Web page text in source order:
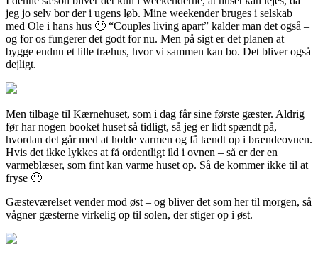
jeg jo selv bor der i ugens løb. Mine weekender bruges i selskab
med Ole i hans hus 🙂 “Couples living apart” kalder man det også –
og for os fungerer det godt for nu. Men på sigt er det planen at
bygge endnu et lille træhus, hvor vi sammen kan bo. Det bliver også
dejligt.
Men tilbage til Kærnehuset, som i dag får sine første gæster. Aldrig
før har nogen booket huset så tidligt, så jeg er lidt spændt på,
hvordan det går med at holde varmen og få tændt op i brændeovnen.
Hvis det ikke lykkes at få ordentligt ild i ovnen – så er der en
varmeblæser, som fint kan varme huset op. Så de kommer ikke til at
fryse 🙂
Gæsteværelset vender mod øst – og bliver det som her til morgen, så
vågner gæsterne virkelig op til solen, der stiger op i øst.